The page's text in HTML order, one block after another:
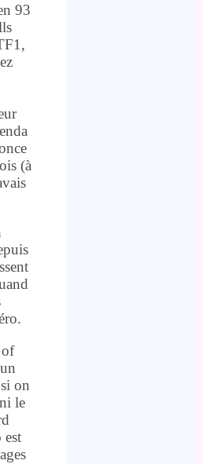
93
(à
of
on
le
est